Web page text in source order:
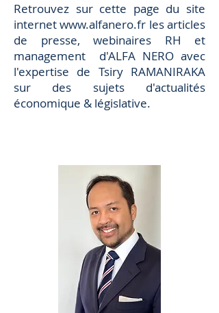
Retrouvez sur cette page du site
internetwww.alfanero.fr les articles
de presse, webinaires RH et
management d'ALFA NERO avec
l'expertise de Tsiry RAMANIRAKA
sur des sujets d'actualités
économique & législative.